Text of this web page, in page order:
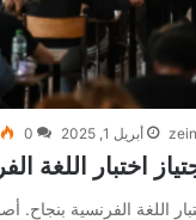
أبريل 1, 2025 0
اللغة الفرنسية بنجاح.